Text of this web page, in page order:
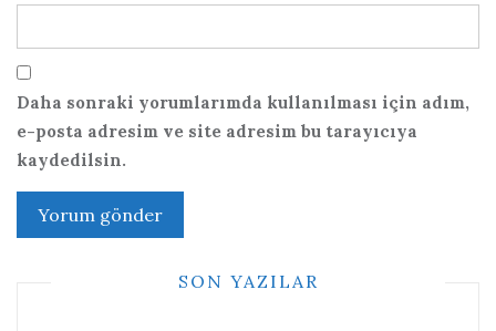
Daha sonraki yorumlarımda kullanılması için adım,
e-posta adresim ve site adresim bu tarayıcıya
kaydedilsin.
SON YAZILAR